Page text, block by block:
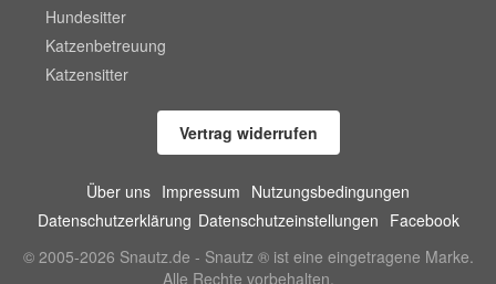
Hundesitter
Katzenbetreuung
Katzensitter
Vertrag widerrufen
Über uns Impressum Nutzungsbedingungen
Datenschutzerklärung Datenschutzeinstellungen Facebook
© 2005-2026 Snautz.de - Snautz ® ist eine eingetragene Marke.
Alle Rechte vorbehalten.